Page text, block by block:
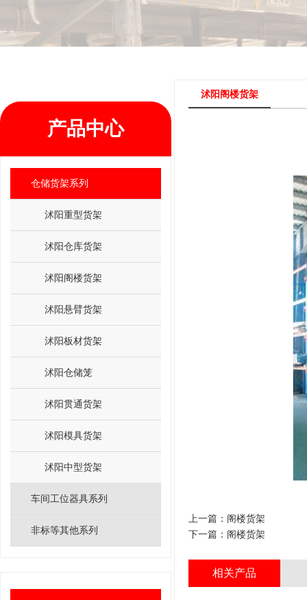
产品中心
仓储货架系列
沭阳重型货架
沭阳仓库货架
沭阳阁楼货架
沭阳悬臂货架
沭阳板材货架
沭阳仓储笼
沭阳贯通货架
沭阳模具货架
沭阳中型货架
车间工位器具系列
非标等其他系列
沭阳阁楼货架
上一篇： 阁楼货架
下一篇： 阁楼货架
相关产品